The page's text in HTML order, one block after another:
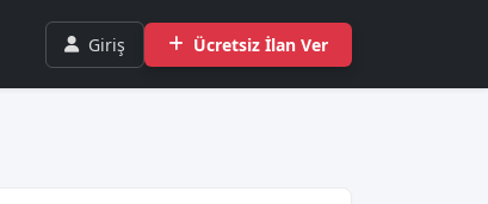
Giriş Ücretsiz İlan Ver